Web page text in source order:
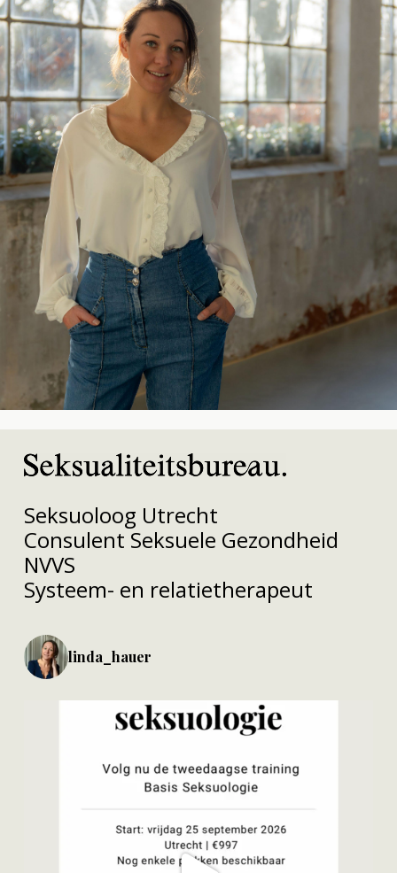
Seksuoloog Utrecht
Consulent Seksuele Gezondheid
NVVS
Systeem- en relatietherapeut
linda_hauer